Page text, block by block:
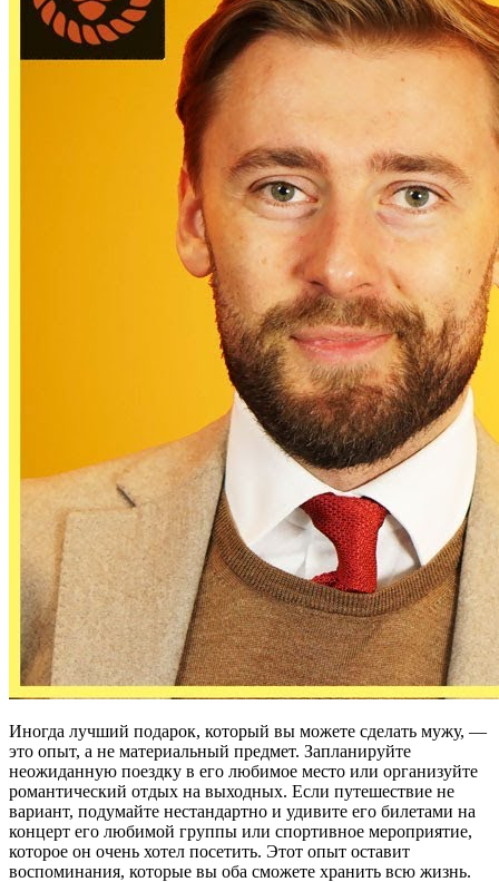
Иногда лучший подарок, который вы можете сделать мужу, —
это опыт, а не материальный предмет. Запланируйте
неожиданную поездку в его любимое место или организуйте
романтический отдых на выходных. Если путешествие не
вариант, подумайте нестандартно и удивите его билетами на
концерт его любимой группы или спортивное мероприятие,
которое он очень хотел посетить. Этот опыт оставит
воспоминания, которые вы оба сможете хранить всю жизнь.